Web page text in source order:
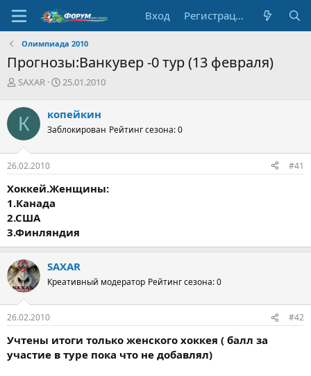
Вход Регистрация
Олимпиада 2010
Прогнозы:Ванкувер -0 тур (13 февраля)
А
т
о
р
т
е
м
SAXAR
Д
а
н
ч
а
25.01.2010
К копейкин
Заблокирован Рейтинг сезона: 0
26.02.2010 #41
Хоккей.Женщины:
1.Канада
2.США
3.Финляндия
SAXAR
Креативный модератор Рейтинг сезона: 0
26.02.2010 #42
Учтены итоги только женского хоккея ( балл за
участие в туре пока что не добавлял)